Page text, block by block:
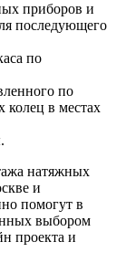
приборов и
последующего
по
по
колец в местах
натяжных
и
помогут в
выбором
проекта и